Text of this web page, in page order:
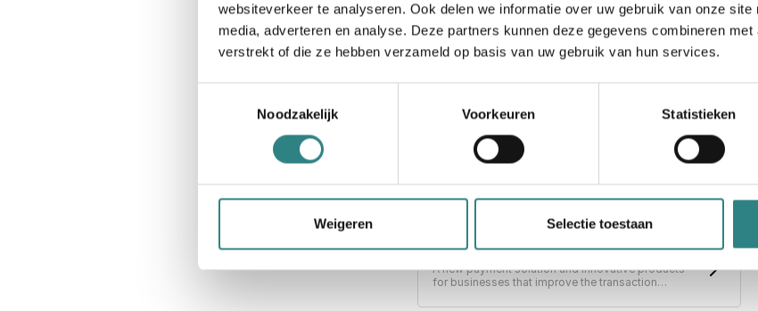
websiteverkeer te analyseren. Ook delen we informatie over uw gebruik van onze
media, adverteren en analyse. Deze partners kunnen deze gegevens combineren
verstrekt of die ze hebben verzameld op basis van uw gebruik van hun services.
Noodzakelijk
Voorkeuren Statistieken
Weigeren Selectie toestaan
Lyf
Simplify your customer's checkout process with a
simple QR code placed on the table or on the bill.
Paytrim
A new payment solution and innovative products
for businesses that improve the transaction